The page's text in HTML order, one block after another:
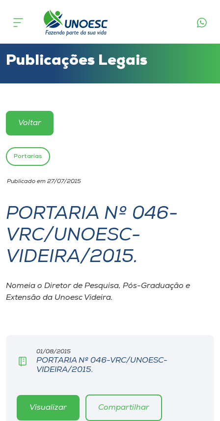
Cursos
Atendimento ao Estudante
Portal de Ensino
Unoesc
Internacionalização
I.nova
Cultura
Biblioteca
Rádio
Publicações Legais
Voltar
Portarias
Publicado em 27/07/2015
PORTARIA Nº 046-
VRC/UNOESC-
VIDEIRA/2015.
Nomeia o Diretor de Pesquisa, Pós-Graduação e
Extensão da Unoesc Videira.
01/08/2015
PORTARIA Nº 046-VRC/UNOESC-
VIDEIRA/2015.
Visualizar Compartilhar